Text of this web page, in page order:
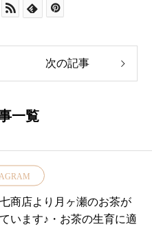
次の記事
一覧
商店より月ヶ瀬のお茶が
います♪・お茶の生育に適